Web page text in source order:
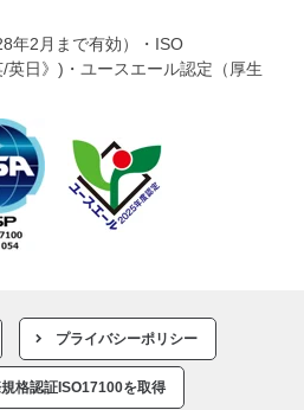
年2月まで有効）・ISO
英日》)・ユースエール認定（厚生
プライバシーポリシー
格認証ISO17100を取得